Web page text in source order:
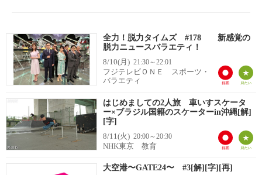
全力！脱力タイムズ #178 新感覚の
脱力ニュースバラエティ！
8/10(月) 21:30～22:01
フジテレビＯＮＥ スポーツ・
バラエティ
はじめましての2人旅 車いすスケータ
ー×ブラジル国籍のスケーターin沖縄[解]
[字]
8/11(火) 20:00～20:30
NHK東京 教育
大空港〜GATE24〜 #3[解][字][再]